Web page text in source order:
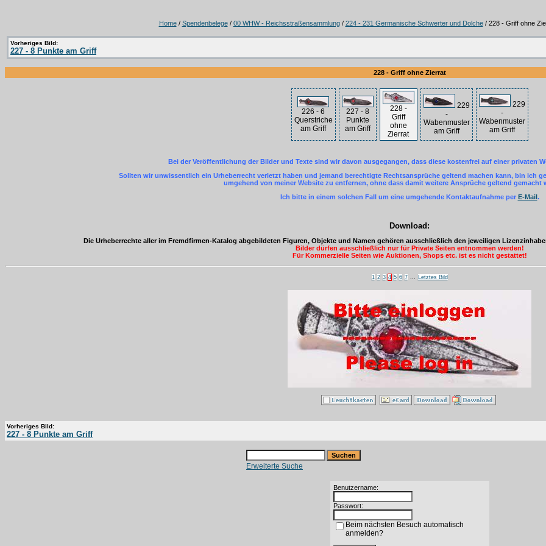
Home/ Spendenbelege/ 00 WHW - Reichsstraßensammlung/ 224 - 231 Germanische Schwerter und Dolche/ 228 - Griff ohne
Vorheriges Bild:
227 - 8 Punkte am Griff
228 - Griff ohne Zierrat
226 - 6
Querstriche
am Griff
227 - 8
Punkte
am Griff
228 -
Griff
ohne
Zierrat
229
-
Wabenmuster
am Griff
229
-
Wabenmuster
am Griff
Bei der Veröffentlichung der Bilder und Texte sind wir davon ausgegangen, dass diese kostenfrei auf einer privaten
Sollten wir unwissentlich ein Urheberrecht verletzt haben und jemand berechtigte Rechtsansprüche geltend machen kann, bin ich
umgehend von meiner Website zu entfernen, ohne dass damit weitere Ansprüche geltend gemacht
Ich bitte in einem solchen Fall um eine umgehende Kontaktaufnahme per E-Mail.
Download:
Die Urheberrechte aller im Fremdfirmen-Katalog abgebildeten Figuren, Objekte und Namen gehören ausschließlich den jeweiligen
Bilder dürfen ausschließlich nur für Private Seiten entnommen werden!
Für Kommerzielle Seiten wie Auktionen, Shops etc. ist es nicht gestattet!
1 2 3 4 5 6 7 Letztes Bild
Vorheriges Bild:
227 - 8 Punkte am Griff
Erweiterte Suche
Benutzername:
Passwort:
Beim nächsten Besuch automatisch
anmelden?